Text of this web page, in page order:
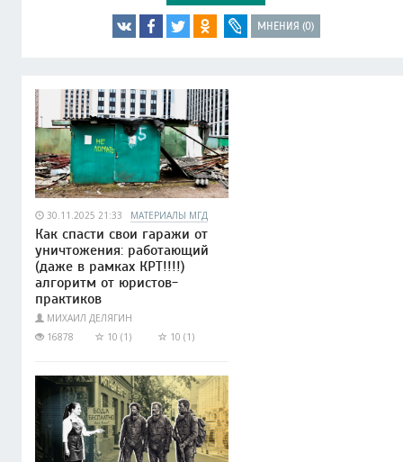
МНЕНИЯ (0)
30.11.2025 21:33 МАТЕРИАЛЫ МГД
Как спасти свои гаражи от
уничтожения: работающий
(даже в рамках КРТ!!!!)
алгоритм от юристов-
практиков
МИХАИЛ ДЕЛЯГИН
16878
10 (1) 10 (1)